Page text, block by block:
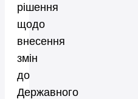
рішення
щодо
внесення
змін
до
Державного